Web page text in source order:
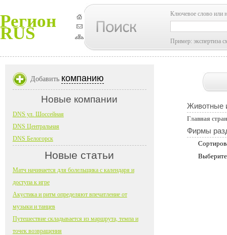
Регион
RUS
Ключевое слово или
Пример: экспертиза
Животные
Главная
Фирмы
Добавить компанию
Новые компании
DNS ул. Шоссейная
DNS Центральная
DNS Белогорск
Новые статьи
Матч начинается для болельщика с календаря и
доступа к игре
Акустика и ритм определяют впечатление от
музыки и танцев
Путешествие складывается из маршрута, темпа и
точек возвращения